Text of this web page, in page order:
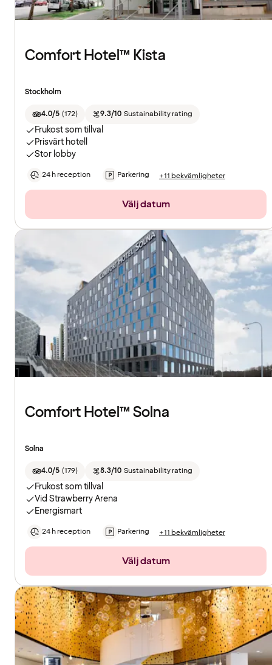
Comfort Hotel™ Kista
Stockholm
4.0/5 (172) 9.3/10 Sustainability rating
Frukost som tillval
Prisvärt hotell
Stor lobby
24 h reception Parkering +11 bekvämligheter
Välj datum
Comfort Hotel™ Solna
Solna
4.0/5 (179) 8.3/10 Sustainability rating
Frukost som tillval
Vid Strawberry Arena
Energismart
24 h reception Parkering +11 bekvämligheter
Välj datum